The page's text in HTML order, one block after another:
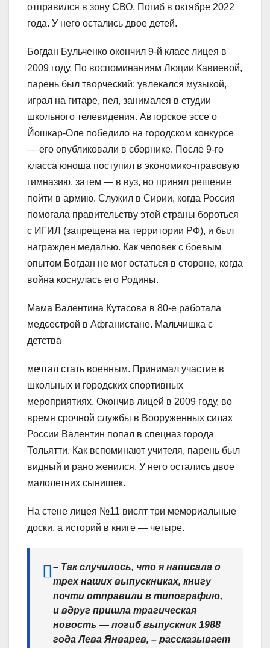
отправился в зону СВО. Погиб в октябре 2022
года. У него остались двое детей.
Богдан Бульченко окончил 9-й класс лицея в
2009 году. По воспоминаниям Люции Кавиевой,
парень был творческий: увлекался музыкой,
играл на гитаре, пел, занимался в студии
школьного телевидения. Авторское эссе о
Йошкар-Оле победило на городском конкурсе
— его опубликовали в сборнике. После 9-го
класса юноша поступил в экономико-правовую
гимназию, затем — в вуз, но принял решение
пойти в армию. Служил в Сирии, когда Россия
помогала правительству этой страны бороться
с ИГИЛ (запрещена на территории РФ), и был
награжден медалью. Как человек с боевым
опытом Богдан не мог остаться в стороне, когда
война коснулась его Родины.
Мама Валентина Кутасова в 80-е работала
медсестрой в Афганистане. Мальчишка с
детства
мечтал стать военным. Принимал участие в
школьных и городских спортивных
мероприятиях. Окончив лицей в 2009 году, во
время срочной службы в Вооруженных силах
России Валентин попал в спецназ города
Тольятти. Как вспоминают учителя, парень был
видный и рано женился. У него остались двое
малолетних сынишек.
На стене лицея №11 висят три мемориальные
доски, а историй в книге — четыре.
– Так случилось, что я написала о
трех наших выпускниках, книгу
почти отправили в типографию,
и вдруг пришла трагическая
новость — погиб выпускник 1988
года Лева Январев, – рассказывает